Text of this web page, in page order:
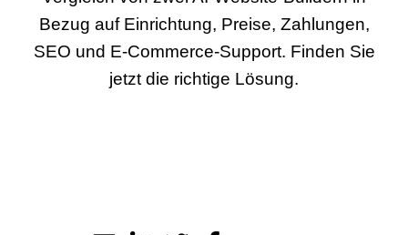
Bezug auf Einrichtung, Preise, Zahlungen,
SEO und E-Commerce-Support. Finden Sie
jetzt die richtige Lösung.